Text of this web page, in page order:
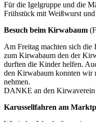
Für die Igelgruppe und die
Frühstück mit Weißwurst
Besuch beim Kirwabaum
Am Freitag machten sich die
zum Kirwabaum den der
durften die Kinder helfen.
den Kirwabaum konnten wir
nehmen.
DANKE an den Kirwaverein
Karussellfahren am